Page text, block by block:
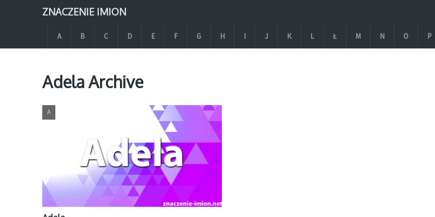
ZNACZENIE IMION
A B C D E F G H I J K L Ł M N O P
Adela Archive
A